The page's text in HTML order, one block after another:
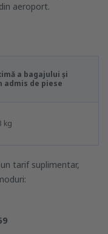
aeroport.
a bagajului și
admis de piese
kg
tarif suplimentar,